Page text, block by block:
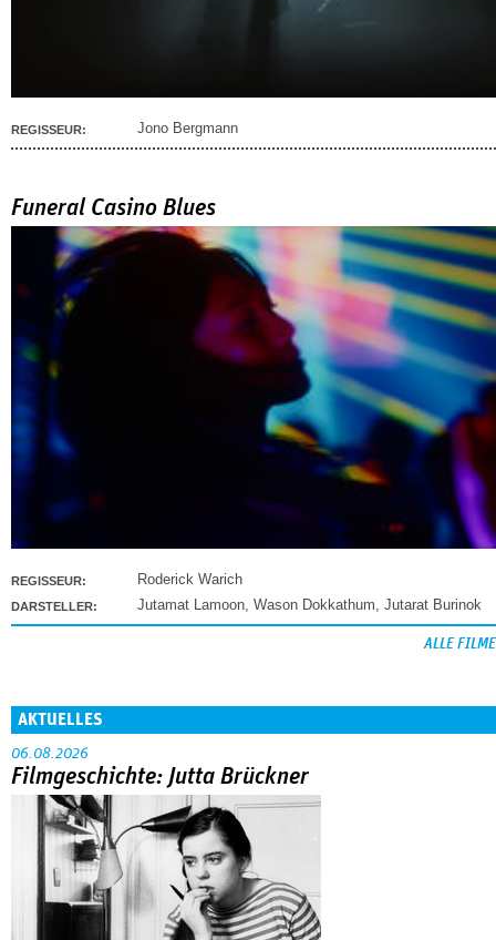
REGISSEUR: Jono Bergmann
Funeral Casino Blues
REGISSEUR: Roderick Warich
DARSTELLER: Jutamat Lamoon, Wason Dokkathum, Jutarat Burinok
ALLE FILME
AKTUELLES
06.08.2026
Filmgeschichte: Jutta Brückner